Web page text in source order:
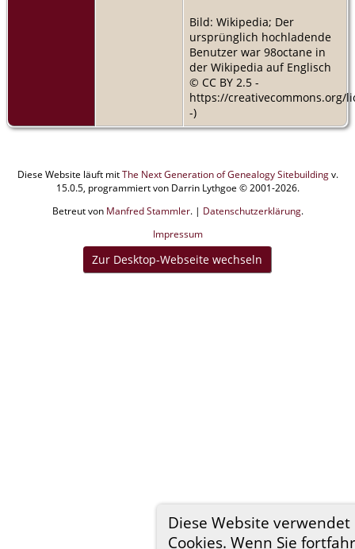
Diese Website verwendet
Cookies. Wenn Sie
Bild: Wikipedia; Der
ursprünglich hochladende
Benutzer war 98octane in
der Wikipedia auf Englisch
© CC BY 2.5 -
https://creativecommons.org/
-)
Diese Website läuft mitThe Next Generation of Genealogy Sitebuildingv.
15.0.5, programmiert von Darrin Lythgoe © 2001-2026.
Betreut von Manfred Stammler. | Datenschutzerklärung.
Impressum
Zur Desktop-Webseite wechseln